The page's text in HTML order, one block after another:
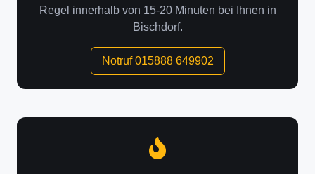
Regel innerhalb von 15-20 Minuten bei Ihnen in
Bischdorf.
Notruf 015888 649902